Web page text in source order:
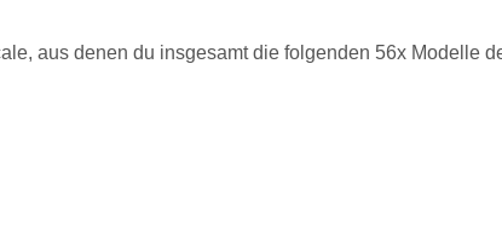
aus denen du insgesamt die folgenden 56x Modelle